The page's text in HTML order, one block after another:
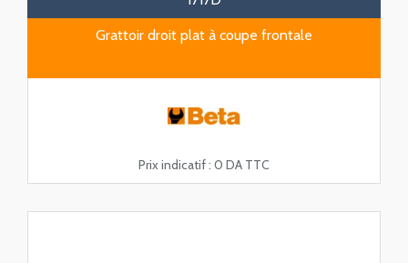
Grattoir droit plat à coupe frontale
Prix indicatif : 0 DA TTC